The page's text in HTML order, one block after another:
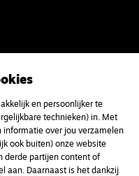
ontmoeting, vorming
in het bijzonder
Kerken.
en persoonlijker te
technieken) in. Met
informatie over jou verzamelen
ook buiten) onze website
derde partijen content of
aan. Daarnaast is het dankzij